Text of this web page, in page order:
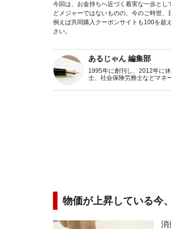
今回は、お金持ちへ近づく着実な一歩と
どメジャーではないものの、今のご時世
例えば共同購入クーポンサイトも100を超
さい。
あるじゃん 編集部
1995年に創刊し、2012年に
士、社会保険労務士などマネ
物価が上昇している今
消